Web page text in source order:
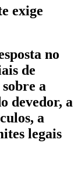
exige
no
de
a
devedor, a
a
legais